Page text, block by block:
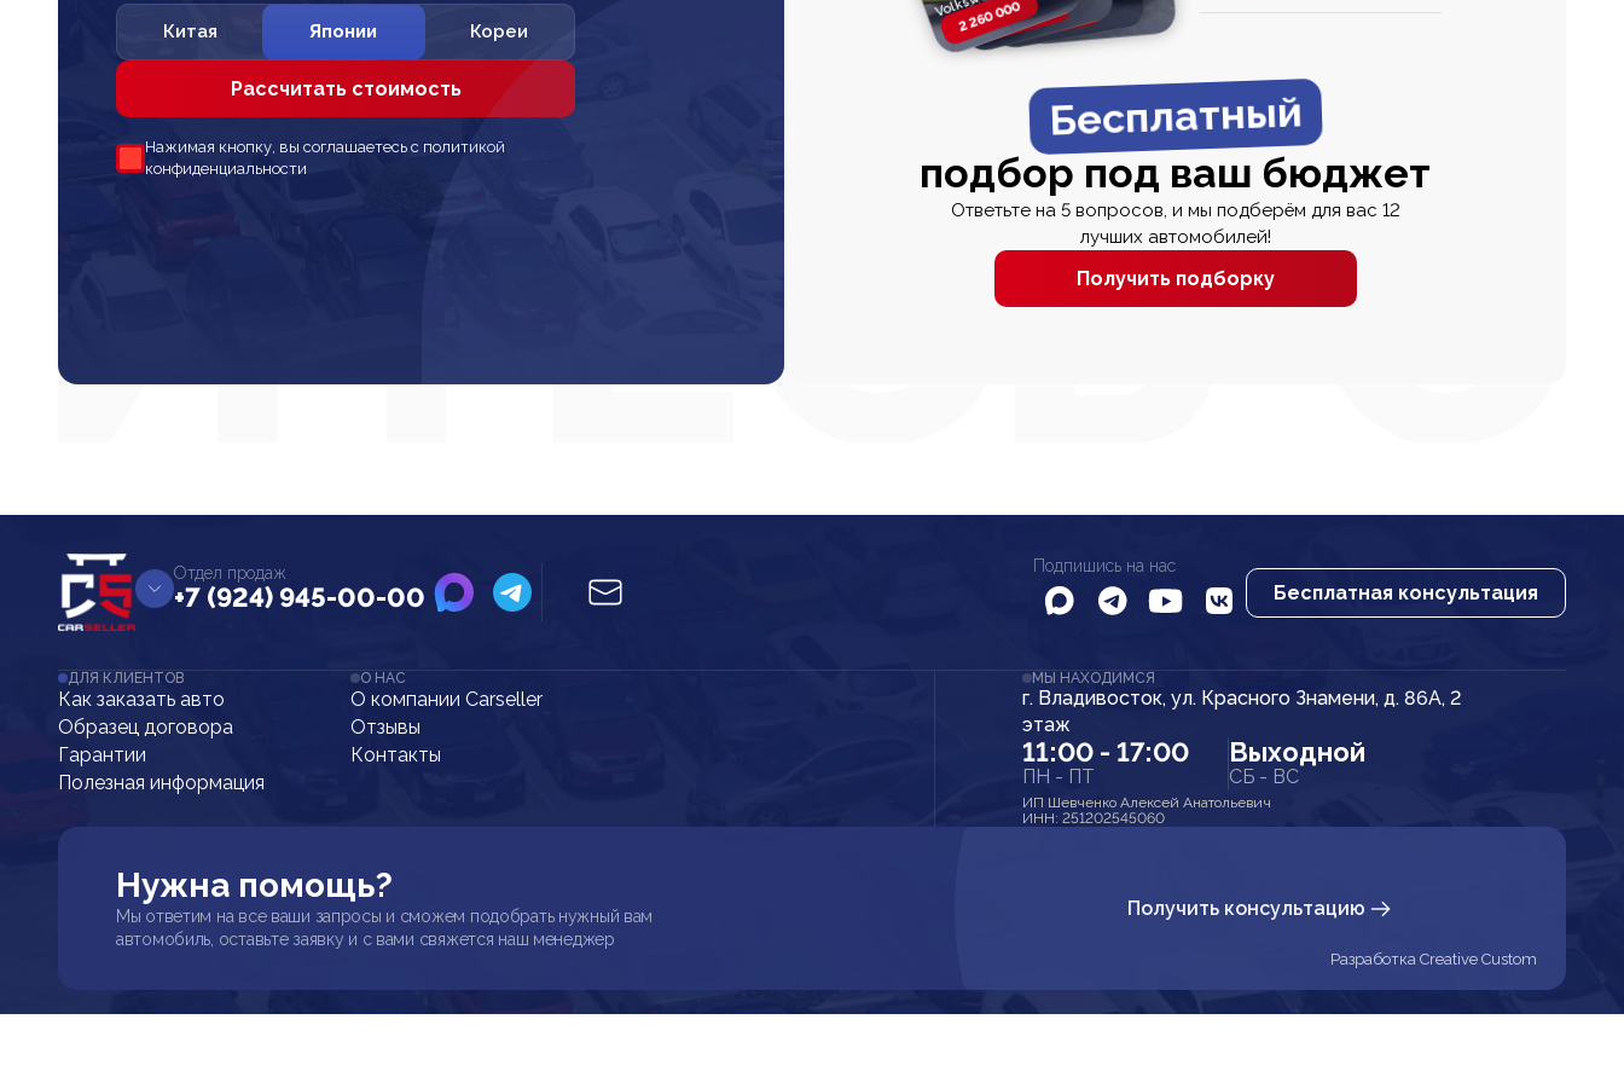
Китая Японии Кореи
Рассчитать стоимость
Нажимая кнопку, вы соглашаетесь с политикой
конфиденциальности
2 260 0002 820 000
2 820 0002 670 000
Бесплатный
подбор под ваш бюджет
Ответьте на 5 вопросов, и мы подберём для вас 12
лучших автомобилей!
Получить подборку
Отдел продаж
+7 (924) 945-00-00
Подпишись на нас
Бесплатная консультация
ДЛЯ КЛИЕНТОВ
Как заказать авто
Образец договора
Гарантии
Полезная информация
О НАС
О компании Carseller
Отзывы
Контакты
МЫ НАХОДИМСЯ
г. Владивосток, ул. Красного Знамени, д. 86А, 2
этаж
11:00 - 17:00
ПН - ПТ
Выходной
СБ - ВС
ИП Шевченко Алексей Анатольевич
ИНН: 251202545060
Нужна помощь?
Мы ответим на все ваши запросы и сможем подобрать нужный вам
автомобиль, оставьте заявку и с вами свяжется наш менеджер
Получить консультацию
Разработка Creative Custom